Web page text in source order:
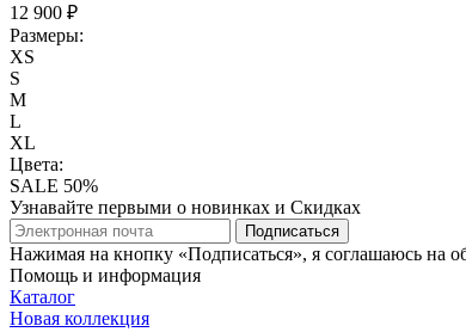
12 900 ₽
Размеры:
XS
S
M
L
XL
Цвета:
SALE 50%
Узнавайте первыми о новинках и Скидках
Подписаться
Нажимая на кнопку «Подписаться», я соглашаюсь на
Помощь и информация
Каталог
Новая коллекция